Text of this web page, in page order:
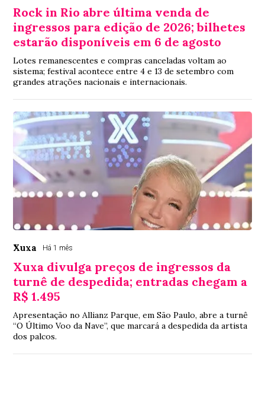
Rock in Rio abre última venda de
ingressos para edição de 2026; bilhetes
estarão disponíveis em 6 de agosto
Lotes remanescentes e compras canceladas voltam ao
sistema; festival acontece entre 4 e 13 de setembro com
grandes atrações nacionais e internacionais.
Xuxa Há 1 mês
Xuxa divulga preços de ingressos da
turnê de despedida; entradas chegam a
R$ 1.495
Apresentação no Allianz Parque, em São Paulo, abre a turnê
“O Último Voo da Nave”, que marcará a despedida da artista
dos palcos.